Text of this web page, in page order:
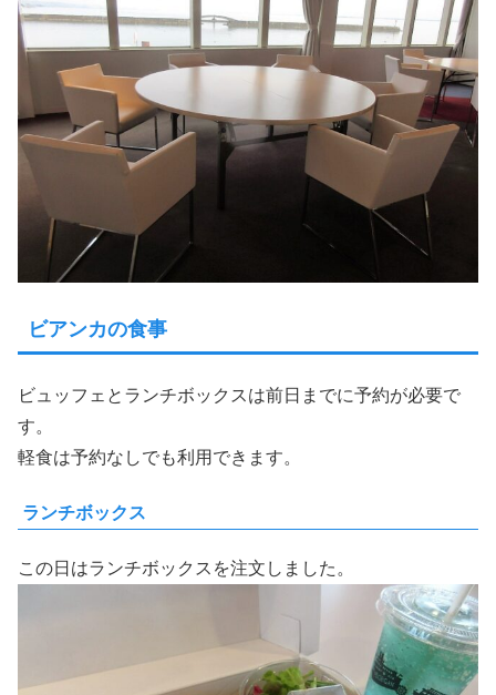
ビアンカの食事
ビュッフェとランチボックスは前日までに予約が必要で
す。
軽食は予約なしでも利用できます。
ランチボックス
この日はランチボックスを注文しました。